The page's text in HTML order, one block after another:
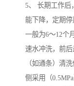
5、 长期工作后
能下降，定期停
一般为6～12个
速水冲洗，前
（如通条）清
侧采用（